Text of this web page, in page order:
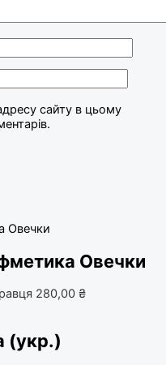
сайту в цьому
Овечки
280,00 ₴
(укр.)